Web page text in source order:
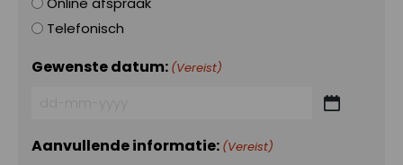
Telefonisch
Gewenste datum: (Vereist)
dash
Aanvullende informatie: (Vereist)